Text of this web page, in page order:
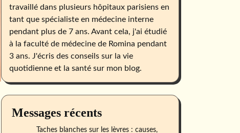
travaillé dans plusieurs hôpitaux parisiens en
tant que spécialiste en médecine interne
pendant plus de 7 ans. Avant cela, j'ai étudié
à la faculté de médecine de Romina pendant
3 ans. J'écris des conseils sur la vie
quotidienne et la santé sur mon blog.
Messages récents
Taches blanches sur les lèvres : causes,